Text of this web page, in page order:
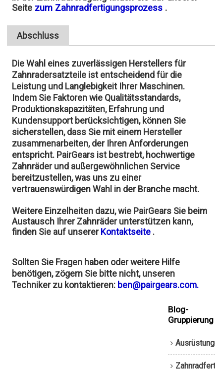
Seite zum Zahnradfertigungsprozess .
Abschluss
Die Wahl eines zuverlässigen Herstellers für
Zahnradersatzteile ist entscheidend für die
Leistung und Langlebigkeit Ihrer Maschinen.
Indem Sie Faktoren wie Qualitätsstandards,
Produktionskapazitäten, Erfahrung und
Kundensupport berücksichtigen, können Sie
sicherstellen, dass Sie mit einem Hersteller
zusammenarbeiten, der Ihren Anforderungen
entspricht. PairGears ist bestrebt, hochwertige
Zahnräder und außergewöhnlichen Service
bereitzustellen, was uns zu einer
vertrauenswürdigen Wahl in der Branche macht.
Weitere Einzelheiten dazu, wie PairGears Sie beim
Austausch Ihrer Zahnräder unterstützen kann,
finden Sie auf unsererKontaktseite .
Sollten Sie Fragen haben oder weitere Hilfe
benötigen, zögern Sie bitte nicht, unseren
Techniker zu kontaktieren: ben@pairgears.com.
Blog-
Gruppierung